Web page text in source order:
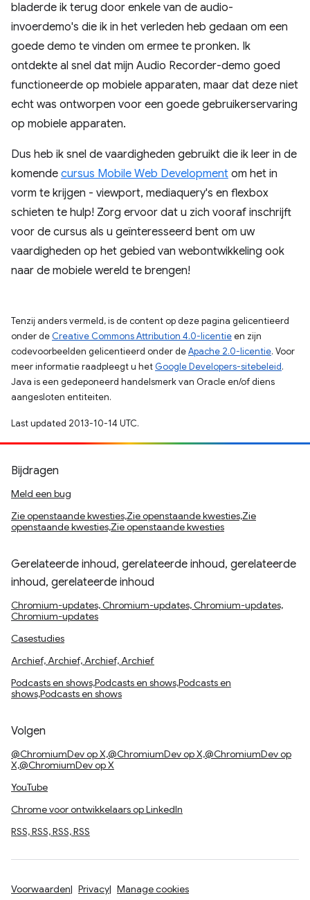
bladerde ik terug door enkele van de audio-
invoerdemo's die ik in het verleden heb gedaan om een ​​
goede demo te vinden om ermee te pronken. Ik
ontdekte al snel dat mijn Audio Recorder-demo goed
functioneerde op mobiele apparaten, maar dat deze niet
echt was ontworpen voor een goede gebruikerservaring
op mobiele apparaten.
Dus heb ik snel de vaardigheden gebruikt die ik leer in de
komende cursus Mobile Web Development om het in
vorm te krijgen - viewport, mediaquery's en flexbox
schieten te hulp! Zorg ervoor dat u zich vooraf inschrijft
voor de cursus als u geïnteresseerd bent om uw
vaardigheden op het gebied van webontwikkeling ook
naar de mobiele wereld te brengen!
Tenzij anders vermeld, is de content op deze pagina gelicentieerd
onder de Creative Commons Attribution 4.0-licentieen zijn
codevoorbeelden gelicentieerd onder deApache 2.0-licentie. Voor
meer informatie raadpleegt u het Google Developers-sitebeleid.
Java is een gedeponeerd handelsmerk van Oracle en/of diens
aangesloten entiteiten.
Last updated 2013-10-14 UTC.
Bijdragen
Meld een bug
Zie openstaande kwesties,Zie openstaande kwesties,Zie
openstaande kwesties,Zie openstaande kwesties
Gerelateerde inhoud, gerelateerde inhoud, gerelateerde
inhoud, gerelateerde inhoud
Chromium-updates, Chromium-updates, Chromium-updates,
Chromium-updates
Casestudies
Archief, Archief, Archief, Archief
Podcasts en shows,Podcasts en shows,Podcasts en
shows,Podcasts en shows
Volgen
@ChromiumDev op X,@ChromiumDev op X,@ChromiumDev op
X,@ChromiumDev op X
YouTube
Chrome voor ontwikkelaars op LinkedIn
RSS, RSS, RSS, RSS
Voorwaarden Privacy Manage cookies